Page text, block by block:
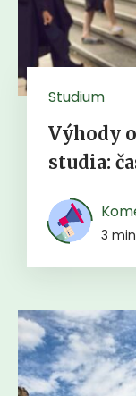
Studium
Výhody
studia:
3